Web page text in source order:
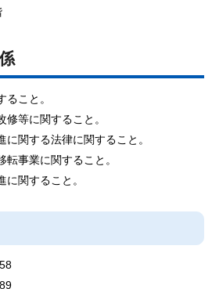
こと。
修等に関すること。
関する法律に関すること。
事業に関すること。
関すること。